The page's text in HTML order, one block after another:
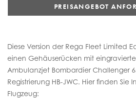
PREISANGEBOT
Diese Version der Rega Fleet Limited
einen Gehäuserücken mit
Ambulanzjet Bombardier Challenger
Registrierung HB-JWC. Hier finden Sie
Flugzeug: